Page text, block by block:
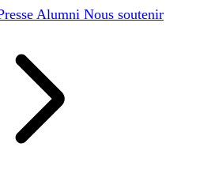
Alumni Nous soutenir